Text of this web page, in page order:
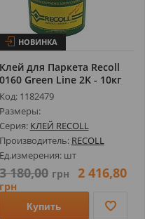
НОВИНКА
Клей для Паркета Recoll
0160 Green Line 2K - 10кг
Код: 1182479
Размеры:
Серия: КЛЕЙ RECOLL
Производитель: RECOLL
Ед.измерения: шт
180,00 грн 2 416,80
грн
Купить